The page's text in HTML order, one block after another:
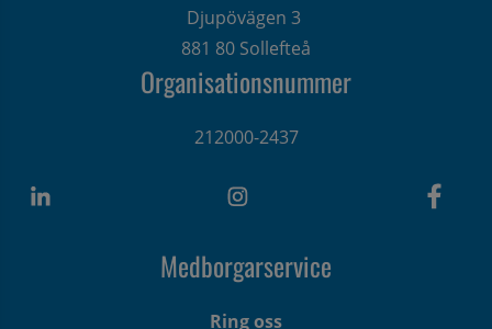
Djupövägen 3
881 80 Sollefteå
Organisationsnummer
212000-2437
Medborgarservice
Ring oss